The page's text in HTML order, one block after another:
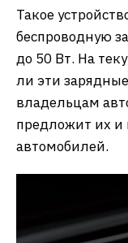
Такое
беспроводную
до 50 Вт. На
ли эти
владельцам
предложит их и
автомобилей.